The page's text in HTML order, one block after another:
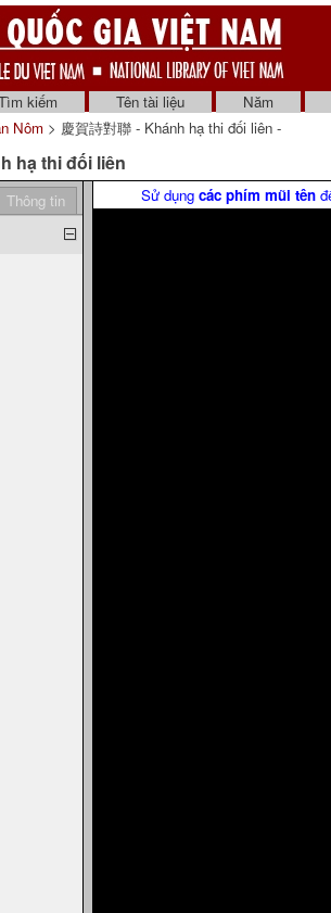
kiếm Tên tài liệu
Năm
Nôm > 慶賀詩對聯 - Khánh hạ thi đối liên -
hạ thi đối liên
Thông tin Sử dụng các phím mũi tên